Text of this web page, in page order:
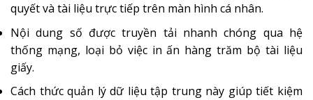
quyết và tài liệu trực tiếp trên màn hình cá nhân.
Nội dung số được truyền tải nhanh chóng qua hệ
thống mạng, loại bỏ việc in ấn hàng trăm bộ tài liệu
giấy.
Cách thức quản lý dữ liệu tập trung này giúp tiết kiệm